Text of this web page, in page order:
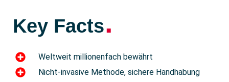
Key Facts
.
Weltweit millionenfach bewährt
Nicht-invasive Methode, sichere Handhabung